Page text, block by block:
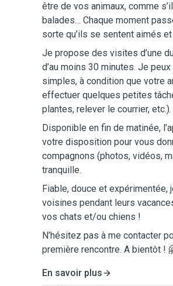
être de vos animaux, comme
balades… Chaque moment
sorte qu’ils se sentent aimés
Je propose des visites d’une
d’au moins 30 minutes. Je
simples, à condition que votre
effectuer quelques petites
plantes, relever le courrier, etc.).
Disponible en fin de matinée,
votre disposition pour vous
compagnons (photos, vidéos,
tranquille.
Fiable, douce et expérimentée,
voisines pendant leurs
vos chats et/ou chiens !
N’hésitez pas à me contacter
première rencontre. A bientôt !
En savoir plus